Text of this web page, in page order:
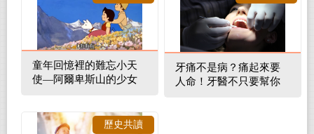
童年回憶裡的難忘小天
使—阿爾卑斯山的少女
牙痛不是病？痛起來要
人命！牙醫不只要幫你
歷史共讀